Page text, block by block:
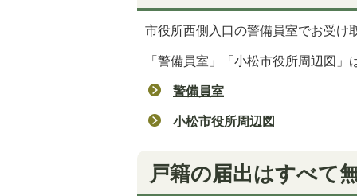
市役所西側入口の警備員室でお受け
「警備員室」「小松市役所周辺図
警備員室
小松市役所周辺図
戸籍の届出はすべて